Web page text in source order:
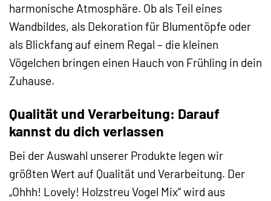
harmonische Atmosphäre. Ob als Teil eines
Wandbildes, als Dekoration für Blumentöpfe oder
als Blickfang auf einem Regal – die kleinen
Vögelchen bringen einen Hauch von Frühling in dein
Zuhause.
Qualität und Verarbeitung: Darauf
kannst du dich verlassen
Bei der Auswahl unserer Produkte legen wir
größten Wert auf Qualität und Verarbeitung. Der
„Ohhh! Lovely! Holzstreu Vogel Mix“ wird aus